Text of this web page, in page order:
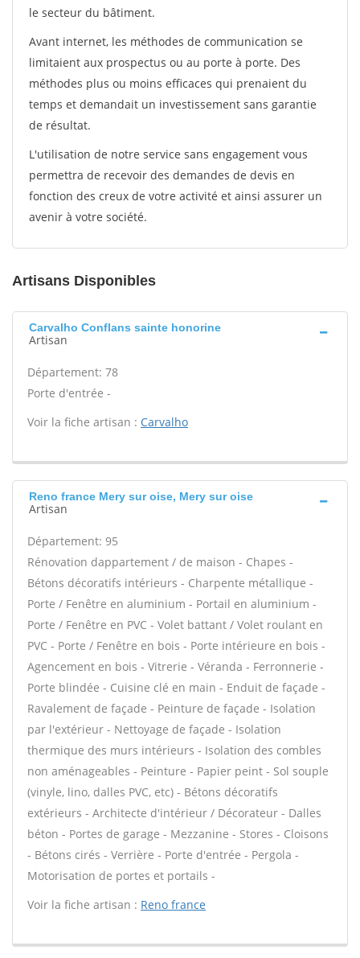
le secteur du bâtiment.
Avant internet, les méthodes de communication se
limitaient aux prospectus ou au porte à porte. Des
méthodes plus ou moins efficaces qui prenaient du
temps et demandait un investissement sans garantie
de résultat.
L'utilisation de notre service sans engagement vous
permettra de recevoir des demandes de devis en
fonction des creux de votre activité et ainsi assurer un
avenir à votre société.
Artisans Disponibles
Carvalho Conflans sainte honorine
Artisan
Département: 78
Porte d'entrée -
Voir la fiche artisan : Carvalho
Reno france Mery sur oise, Mery sur oise
Artisan
Département: 95
Rénovation dappartement / de maison - Chapes -
Bétons décoratifs intérieurs - Charpente métallique -
Porte / Fenêtre en aluminium - Portail en aluminium -
Porte / Fenêtre en PVC - Volet battant / Volet roulant en
PVC - Porte / Fenêtre en bois - Porte intérieure en bois -
Agencement en bois - Vitrerie - Véranda - Ferronnerie -
Porte blindée - Cuisine clé en main - Enduit de façade -
Ravalement de façade - Peinture de façade - Isolation
par l'extérieur - Nettoyage de façade - Isolation
thermique des murs intérieurs - Isolation des combles
non aménageables - Peinture - Papier peint - Sol souple
(vinyle, lino, dalles PVC, etc) - Bétons décoratifs
extérieurs - Architecte d'intérieur / Décorateur - Dalles
béton - Portes de garage - Mezzanine - Stores - Cloisons
- Bétons cirés - Verrière - Porte d'entrée - Pergola -
Motorisation de portes et portails -
Voir la fiche artisan : Reno france